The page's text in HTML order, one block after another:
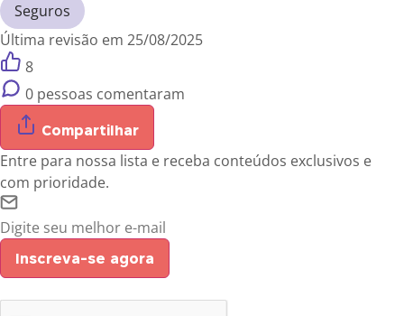
Seguros
Última revisão em 25/08/2025
8
0 pessoas comentaram
Compartilhar
Entre para nossa lista e receba conteúdos exclusivos e
com prioridade.
Inscreva-se agora